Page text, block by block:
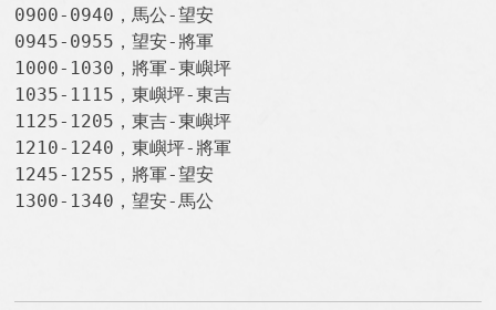
0900-0940，馬公-望安
0945-0955，望安-將軍
1000-1030，將軍-東嶼坪
1035-1115，東嶼坪-東吉
1125-1205，東吉-東嶼坪
1210-1240，東嶼坪-將軍
1245-1255，將軍-望安
1300-1340，望安-馬公